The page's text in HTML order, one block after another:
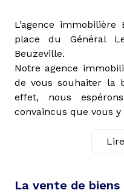
L’agence
place du Général
Beuzeville.
Notre agence
de vous souhaiter la
effet, nous
convaincus que vous
L’acquisition ou la
immobilier peut-être,
votre vie, mais
vous garantir une
la vente de